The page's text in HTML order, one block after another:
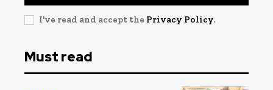
I've read and accept the Privacy Policy.
Must read